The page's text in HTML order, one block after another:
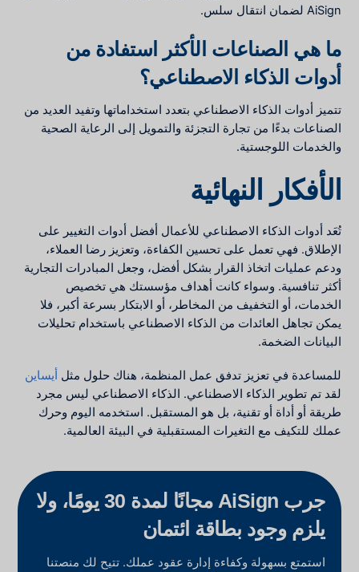
AiSign لضمان انتقال سلس.
ما هي الصناعات الأكثر استفادة من
أدوات الذكاء الاصطناعي؟
تتميز أدوات الذكاء الاصطناعي بتعدد استخداماتها وتفيد العديد من
الصناعات بدءًا من تجارة التجزئة والتمويل إلى الرعاية الصحية
والخدمات اللوجستية.
الأفكار النهائية
تُعَد أدوات الذكاء الاصطناعي للأعمال أفضل أدوات التغيير على
الإطلاق. فهي تعمل على تحسين الكفاءة، وتعزيز رضا العملاء،
ودعم عمليات اتخاذ القرار بشكل أفضل، وجعل المبادرات التجارية
أكثر تنافسية. وسواء كانت أهداف مؤسستك هي تخصيص
الخدمات، أو التخفيف من المخاطر، أو الابتكار بسرعة أكبر، فلا
يمكن تجاهل العائدات من الذكاء الاصطناعي باستخدام تحليلات
البيانات الضخمة.
للمساعدة في تعزيز تدفق عمل المنظمة، هناك حلول مثل أيساين
لقد تم تطوير الذكاء الاصطناعي. الذكاء الاصطناعي ليس مجرد
طريقة أو أداة أو تقنية، بل هو المستقبل. استخدمه اليوم وحرك
عملك للتكيف مع التغيرات المستقبلية في البيئة العالمية.
جرب AiSign مجانًا لمدة 30 يومًا، ولا
يلزم وجود بطاقة ائتمان
استمتع بسهولة وكفاءة إدارة عقود عملك. تتيح لك منصتنا